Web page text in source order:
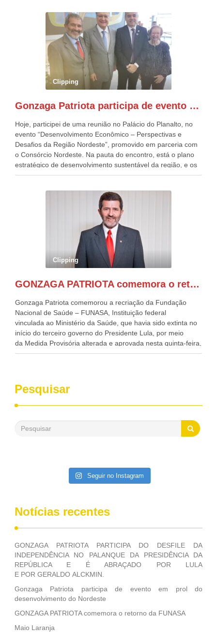
outros desfiles, na Esplanada dos Ministérios, disse ter sido
o deste ano, o maior e o mais organizado de todos. “Há
quatro décadas, como Patriota até no nome, participo
anualmente dos desfiles de Sete de Setembro, na
Esplanada dos Ministérios, em Brasília. Este ano, o governo
preparou espaços com cadeiras e coberturas, para 30.000
pessoas, só que o número de Patriotas Brasileiros
Independentes, dobrou na Esplanada. Eu, Lula e os
Patriota.
Clipping
Gonzaga Patriota participa de evento em prol do desenvolvimento do Nordeste
Hoje, participei de uma reunião no Palácio do Planalto, no
evento “Desenvolvimento Econômico – Perspectivas e
Desafios da Região Nordeste”, promovido em parceria com
o Consórcio Nordeste. Na pauta do encontro, está o plano
estratégico de desenvolvimento sustentável da região, e os
desafios para a elaboração de políticas públicas, que
evento contou com a presença do Vice-presidente Geraldo
Alckmin, que também ocupa o Ministério do
Desenvolvimento, Indústria, Comércio e Serviços, o ex
governador de Pernambuco, agora Presidente do Banco do
Nordeste, Paulo Câmara, o ex Deputado Federal, e
atualmente Superintendente da SUDENE, Danilo Cabral, da
Governadora de Pernambuco, Raquel Lyra, os ministros da
Casa Civil, Rui Costa, e da Integração e do Desenvolvimento
de todo Nordeste que também ajudam a fomentar o
Clipping
GONZAGA PATRIOTA comemora o retorno da FUNASA
Gonzaga Patriota comemorou a recriação da Fundação
Nacional de Saúde – FUNASA, Instituição federal
vinculada ao Ministério da Saúde, que havia sido extinta no
início do terceiro governo do Presidente Lula, por meio
da Medida Provisória alterada e aprovada nesta quinta-feira,
pelo Congresso Nacional. Gonzaga Patriota disse hoje em
desenvolvimento dos seus municípios e, somente o ano
passado, essa Fundação distribuiu mais de três bilhões de
reais, com suas maravilhosas ações, dentre alas, mais de
saneamento básico, em pequenas comunidades rurais.
Patriota disse ainda que, mesmo sem mandato,
Pesquisar
Seguir no Instagram
Notícias recentes
GONZAGA PATRIOTA PARTICIPA DO DESFILE DA
INDEPENDÊNCIA NO PALANQUE DA PRESIDÊNCIA DA
REPÚBLICA E É ABRAÇADO POR LULA
E POR GERALDO ALCKMIN.
Gonzaga Patriota participa de evento em prol do
desenvolvimento do Nordeste
GONZAGA PATRIOTA comemora o retorno da FUNASA
Maio Laranja